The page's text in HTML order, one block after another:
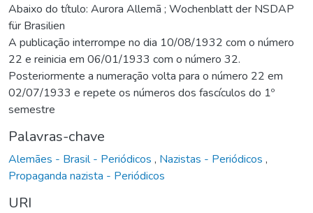
Abaixo do título: Aurora Allemã ; Wochenblatt der NSDAP
für Brasilien
A publicação interrompe no dia 10/08/1932 com o número
22 e reinicia em 06/01/1933 com o número 32.
Posteriormente a numeração volta para o número 22 em
02/07/1933 e repete os números dos fascículos do 1º
semestre
Palavras-chave
Alemães - Brasil - Periódicos , Nazistas - Periódicos ,
Propaganda nazista - Periódicos
URI